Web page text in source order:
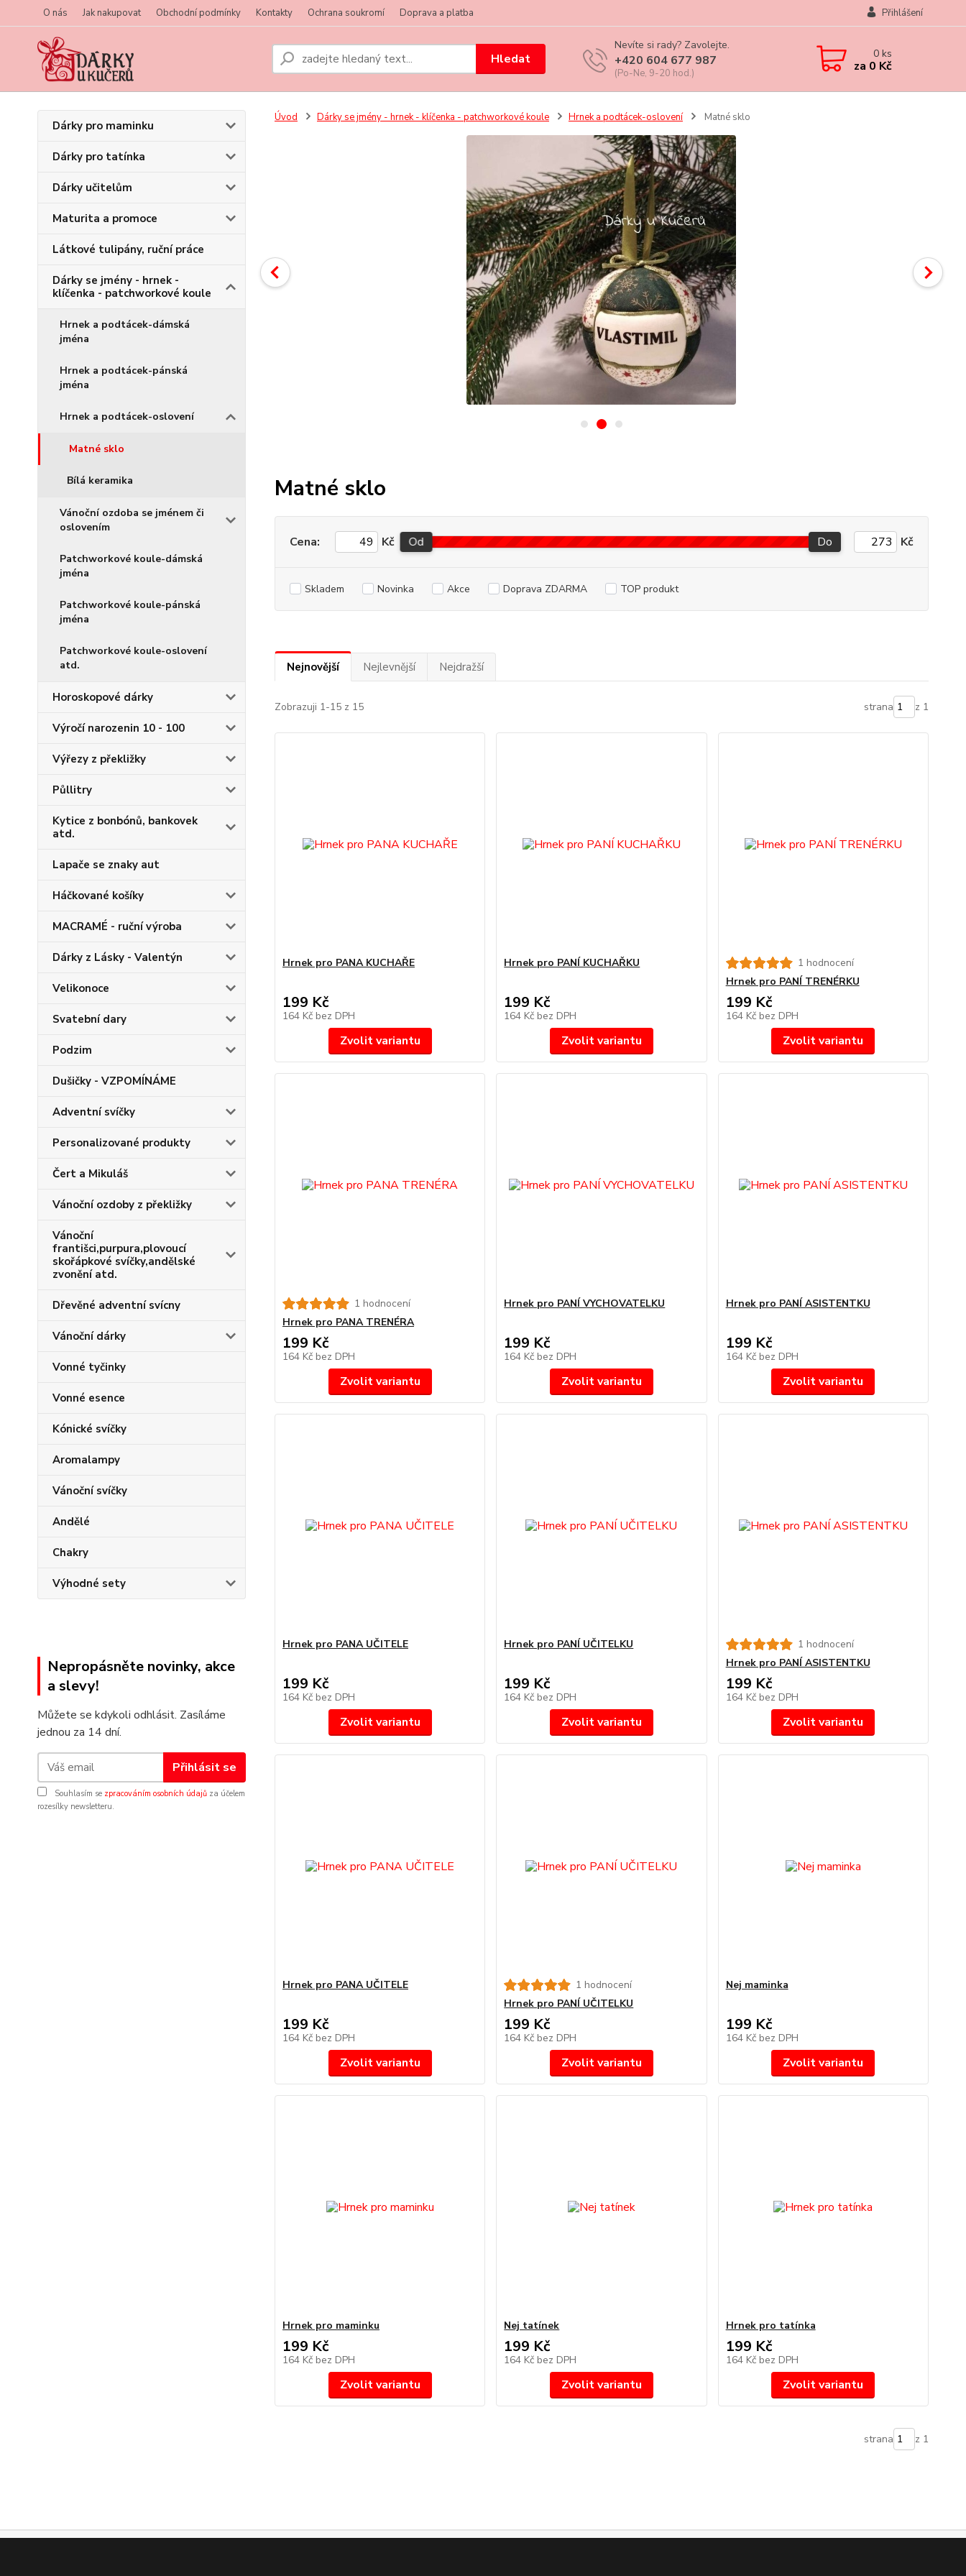
O nás Jak nakupovat Obchodní podmínky Kontakty Ochrana soukromí Doprava a platba Přihlášení
Hledat
Nevíte si rady? Zavolejte.
+420 604 677 987
(Po-Ne, 9-20 hod.)
0ks
za 0 Kč
Dárky pro maminku
Dárky pro tatínka
Dárky učitelům
Maturita a promoce
Látkové tulipány, ruční práce
Dárky se jmény - hrnek -
klíčenka - patchworkové koule
Hrnek a podtácek-dámská
jména
Hrnek a podtácek-pánská
jména
Hrnek a podtácek-oslovení
Matné sklo
Bílá keramika
Vánoční ozdoba se jménem či
oslovením
Patchworkové koule-dámská
jména
Patchworkové koule-pánská
jména
Patchworkové koule-oslovení
atd.
Horoskopové dárky
Výročí narozenin 10 - 100
Výřezy z překližky
Půllitry
Kytice z bonbónů, bankovek
atd.
Lapače se znaky aut
Háčkované košíky
MACRAMÉ - ruční výroba
Dárky z Lásky - Valentýn
Velikonoce
Svatební dary
Podzim
Dušičky - VZPOMÍNÁME
Adventní svíčky
Personalizované produkty
Čert a Mikuláš
Vánoční ozdoby z překližky
Vánoční
františci,purpura,plovoucí
skořápkové svíčky,andělské
zvonění atd.
Dřevěné adventní svícny
Vánoční dárky
Vonné tyčinky
Vonné esence
Kónické svíčky
Aromalampy
Vánoční svíčky
Andělé
Chakry
Výhodné sety
Nepropásněte novinky, akce
a slevy!
Můžete se kdykoli odhlásit. Zasíláme
jednou za 14 dní.
Přihlásit se
Souhlasím se zpracováním osobních údajů za účelem
rozesílky newsletteru.
Úvod Dárky se jmény - hrnek - klíčenka - patchworkové koule Hrnek a podtácek-oslovení Matné sklo
Matné sklo
Cena: Kč Od Do Kč
Skladem Novinka Akce Doprava ZDARMA TOP produkt
Nejnovější Nejlevnější Nejdražší
Zobrazuji 1-15 z 15 strana z 1
Hrnek pro PANA KUCHAŘE
199 Kč
164 Kč bez DPH
Zvolit variantu
Hrnek pro PANÍ KUCHAŘKU
199 Kč
164 Kč bez DPH
Zvolit variantu
1 hodnocení
Hrnek pro PANÍ TRENÉRKU
199 Kč
164 Kč bez DPH
Zvolit variantu
1 hodnocení
Hrnek pro PANA TRENÉRA
199 Kč
164 Kč bez DPH
Zvolit variantu
Hrnek pro PANÍ VYCHOVATELKU
199 Kč
164 Kč bez DPH
Zvolit variantu
Hrnek pro PANÍ ASISTENTKU
199 Kč
164 Kč bez DPH
Zvolit variantu
Hrnek pro PANA UČITELE
199 Kč
164 Kč bez DPH
Zvolit variantu
Hrnek pro PANÍ UČITELKU
199 Kč
164 Kč bez DPH
Zvolit variantu
1 hodnocení
Hrnek pro PANÍ ASISTENTKU
199 Kč
164 Kč bez DPH
Zvolit variantu
Hrnek pro PANA UČITELE
199 Kč
164 Kč bez DPH
Zvolit variantu
1 hodnocení
Hrnek pro PANÍ UČITELKU
199 Kč
164 Kč bez DPH
Zvolit variantu
Nej maminka
199 Kč
164 Kč bez DPH
Zvolit variantu
Hrnek pro maminku
199 Kč
164 Kč bez DPH
Zvolit variantu
Nej tatínek
199 Kč
164 Kč bez DPH
Zvolit variantu
Hrnek pro tatínka
199 Kč
164 Kč bez DPH
Zvolit variantu
strana z 1